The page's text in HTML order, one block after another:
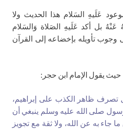
عَلَيهِ السَلام هذا الحديث ولا
بل أكد عَلَيهِ الصَلاة وَالسَلام
تأويله بإخضاعه إلى القرآن
يقول الإمام ابن حجر:
تصرف ظاهر الكذب على إبراهيم،
صلى الله عليه وسلم ينبغي أن
جاء به عن الله، ولا ثقة مع تجويز